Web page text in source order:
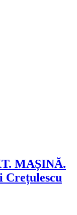
MAȘINĂ.
Crețulescu